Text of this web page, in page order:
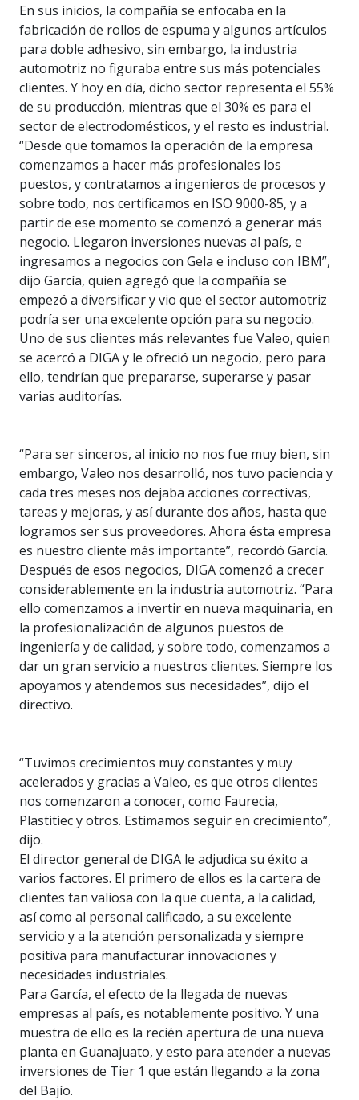
En sus inicios, la compañía se enfocaba en la
fabricación de rollos de espuma y algunos artículos
para doble adhesivo, sin embargo, la industria
automotriz no figuraba entre sus más potenciales
clientes. Y hoy en día, dicho sector representa el 55%
de su producción, mientras que el 30% es para el
sector de electrodomésticos, y el resto es industrial.
“Desde que tomamos la operación de la empresa
comenzamos a hacer más profesionales los
puestos, y contratamos a ingenieros de procesos y
sobre todo, nos certificamos en ISO 9000-85, y a
partir de ese momento se comenzó a generar más
negocio. Llegaron inversiones nuevas al país, e
ingresamos a negocios con Gela e incluso con IBM”,
dijo García, quien agregó que la compañía se
empezó a diversificar y vio que el sector automotriz
podría ser una excelente opción para su negocio.
Uno de sus clientes más relevantes fue Valeo, quien
se acercó a DIGA y le ofreció un negocio, pero para
ello, tendrían que prepararse, superarse y pasar
varias auditorías.
“Para ser sinceros, al inicio no nos fue muy bien, sin
embargo, Valeo nos desarrolló, nos tuvo paciencia y
cada tres meses nos dejaba acciones correctivas,
tareas y mejoras, y así durante dos años, hasta que
logramos ser sus proveedores. Ahora ésta empresa
es nuestro cliente más importante”, recordó García.
Después de esos negocios, DIGA comenzó a crecer
considerablemente en la industria automotriz. “Para
ello comenzamos a invertir en nueva maquinaria, en
la profesionalización de algunos puestos de
ingeniería y de calidad, y sobre todo, comenzamos a
dar un gran servicio a nuestros clientes. Siempre los
apoyamos y atendemos sus necesidades”, dijo el
directivo.
“Tuvimos crecimientos muy constantes y muy
acelerados y gracias a Valeo, es que otros clientes
nos comenzaron a conocer, como Faurecia,
Plastitiec y otros. Estimamos seguir en crecimiento”,
dijo.
El director general de DIGA le adjudica su éxito a
varios factores. El primero de ellos es la cartera de
clientes tan valiosa con la que cuenta, a la calidad,
así como al personal calificado, a su excelente
servicio y a la atención personalizada y siempre
positiva para manufacturar innovaciones y
necesidades industriales.
Para García, el efecto de la llegada de nuevas
empresas al país, es notablemente positivo. Y una
muestra de ello es la recién apertura de una nueva
planta en Guanajuato, y esto para atender a nuevas
inversiones de Tier 1 que están llegando a la zona
del Bajío.